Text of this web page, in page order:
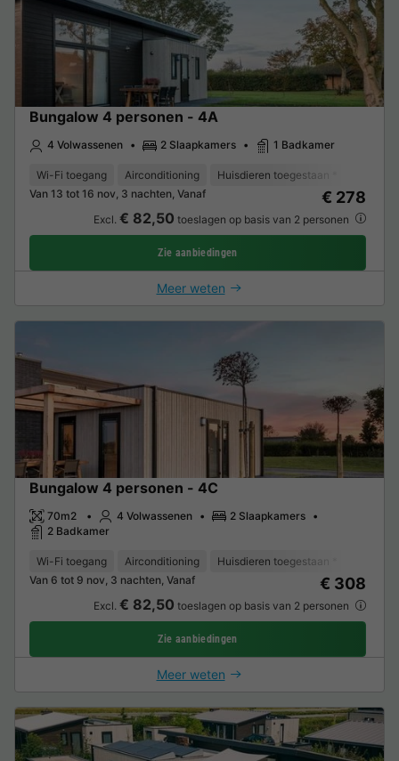
Bungalow 4 personen - 4A
4 Volwassenen 2 Slaapkamers 1 Badkamer
Wi-Fi toegang Airconditioning Huisdieren toegestaan *
Van 13 tot 16 nov, 3 nachten, Vanaf
€ 278
Excl. € 82,50 toeslagen op basis van 2 personen
Zie aanbiedingen
Meer weten
Bungalow 4 personen - 4C
70m2 4 Volwassenen
2 Slaapkamers
2 Badkamer
Wi-Fi toegang Airconditioning Huisdieren toegestaan *
Van 6 tot 9 nov, 3 nachten, Vanaf
€ 308
Excl. € 82,50 toeslagen op basis van 2 personen
Zie aanbiedingen
Meer weten